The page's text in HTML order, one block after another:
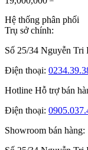
Hệ thống phân phối
Trụ sở chính:
Số 25/34 Nguyễn Tri
Điện thoại:
Hotline Hỗ trợ bán
Điện thoại:
Showroom bán hàng: